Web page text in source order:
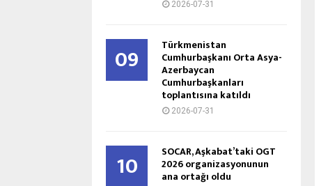
2026-07-31
09 Türkmenistan
Cumhurbaşkanı Orta Asya-
Azerbaycan
Cumhurbaşkanları
toplantısına katıldı
2026-07-31
10 SOCAR, Aşkabat’taki OGT
2026 organizasyonunun
ana ortağı oldu